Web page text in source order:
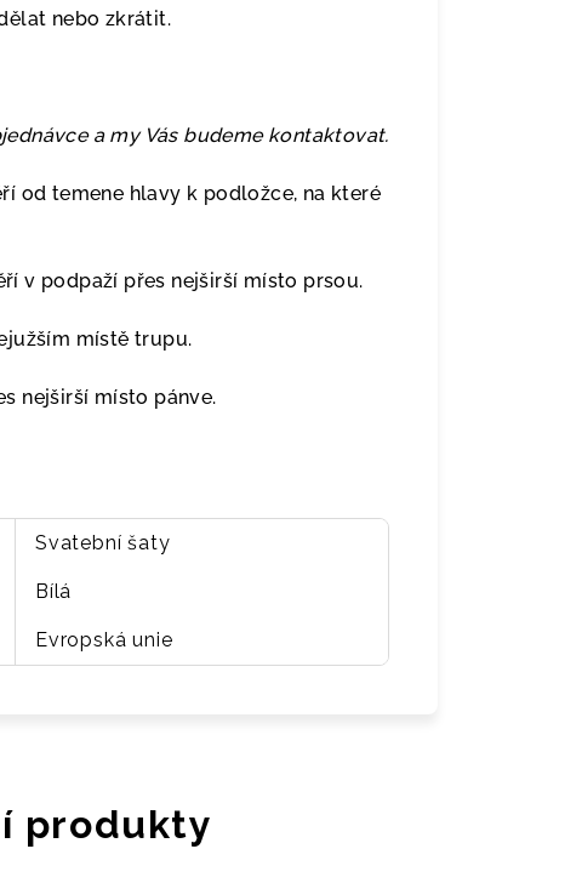
nebo zkrátit.
a my Vás budeme kontaktovat.
od temene hlavy k podložce, na které
v podpaží přes nejširší místo prsou.
místě trupu.
nejširší místo pánve.
Svatební šaty
Bílá
Evropská unie
produkty